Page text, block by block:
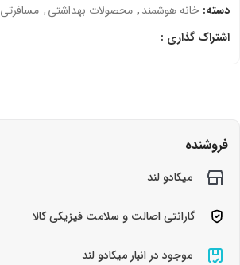
دسته: خانه هوشمند, محصولات بهداشتی, مسافرتی
اشتراک گذاری :
فروشنده
میکادو لند
گارانتی اصالت و سلامت فیزیکی کالا
موجود در انبار میکادو لند